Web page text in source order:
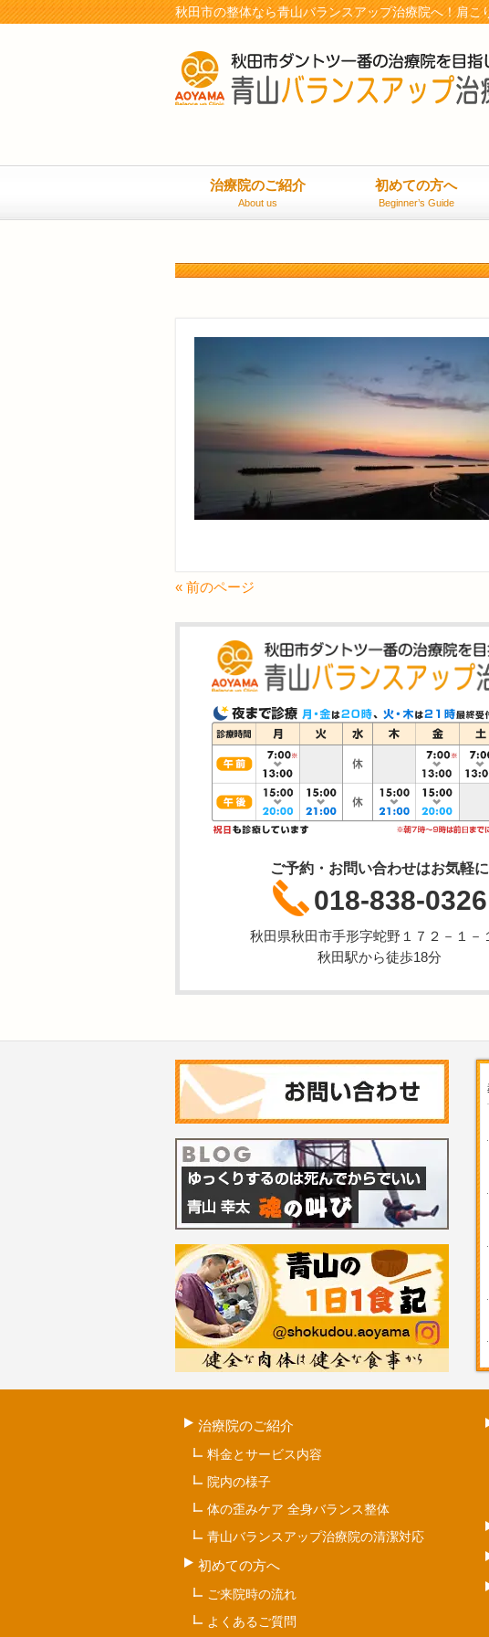
秋田市の整体なら青山バランスアップ治療院へ！肩
治療院のご紹介
About us
初めての方へ
Beginner’s Guide
« 前のページ
ご予約・お問い合わせはお気軽に
018-838-0326
秋田県秋田市手形字蛇野１７２－１－
秋田駅から徒歩18分
治療院のご紹介
料金とサービス内容
院内の様子
体の歪みケア 全身バランス整体
青山バランスアップ治療院の清潔対応
初めての方へ
ご来院時の流れ
よくあるご質問